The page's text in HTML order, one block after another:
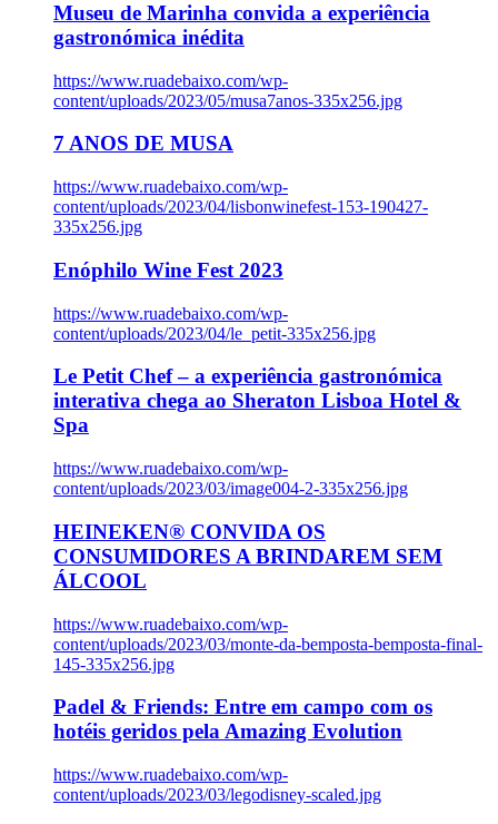
Museu de Marinha convida a experiência
gastronómica inédita
https://www.ruadebaixo.com/wp-
content/uploads/2023/05/musa7anos-335x256.jpg
7 ANOS DE MUSA
https://www.ruadebaixo.com/wp-
content/uploads/2023/04/lisbonwinefest-153-190427-
335x256.jpg
Enóphilo Wine Fest 2023
https://www.ruadebaixo.com/wp-
content/uploads/2023/04/le_petit-335x256.jpg
Le Petit Chef – a experiência gastronómica
interativa chega ao Sheraton Lisboa Hotel &
Spa
https://www.ruadebaixo.com/wp-
content/uploads/2023/03/image004-2-335x256.jpg
HEINEKEN® CONVIDA OS
CONSUMIDORES A BRINDAREM SEM
ÁLCOOL
https://www.ruadebaixo.com/wp-
content/uploads/2023/03/monte-da-bemposta-bemposta-final-
145-335x256.jpg
Padel & Friends: Entre em campo com os
hotéis geridos pela Amazing Evolution
https://www.ruadebaixo.com/wp-
content/uploads/2023/03/legodisney-scaled.jpg